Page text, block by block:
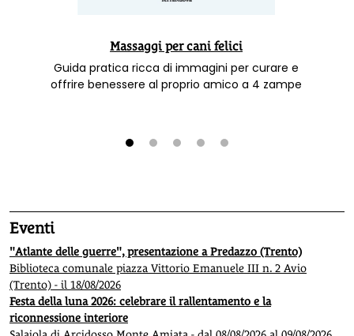
Massaggi per cani felici
Guida pratica ricca di immagini per curare e
offrire benessere al proprio amico a 4 zampe
Eventi
"Atlante delle guerre", presentazione a Predazzo (Trento)
Biblioteca comunale piazza Vittorio Emanuele III n. 2 Avio
(Trento) - il 18/08/2026
Festa della luna 2026: celebrare il rallentamento e la
riconnessione interiore